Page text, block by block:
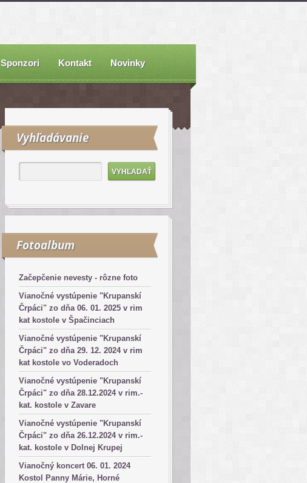
Sponzori Kontakt Novinky
Vyhľadávanie
Fotoalbum
Začepčenie nevesty - rôzne foto
Vianočné vystúpenie "Krupanskí
Črpáci" zo dňa 06. 01. 2025 v rim
kat kostole v Špačinciach
Vianočné vystúpenie "Krupanskí
Črpáci" zo dňa 29. 12. 2024 v rim
kat kostole vo Voderadoch
Vianočné vystúpenie "Krupanskí
Črpáci" zo dňa 28.12.2024 v rim.-
kat. kostole v Zavare
Vianočné vystúpenie "Krupanskí
Črpáci" zo dňa 26.12.2024 v rim.-
kat. kostole v Dolnej Krupej
Vianočný koncert 06. 01. 2024
Kostol Panny Márie, Horné